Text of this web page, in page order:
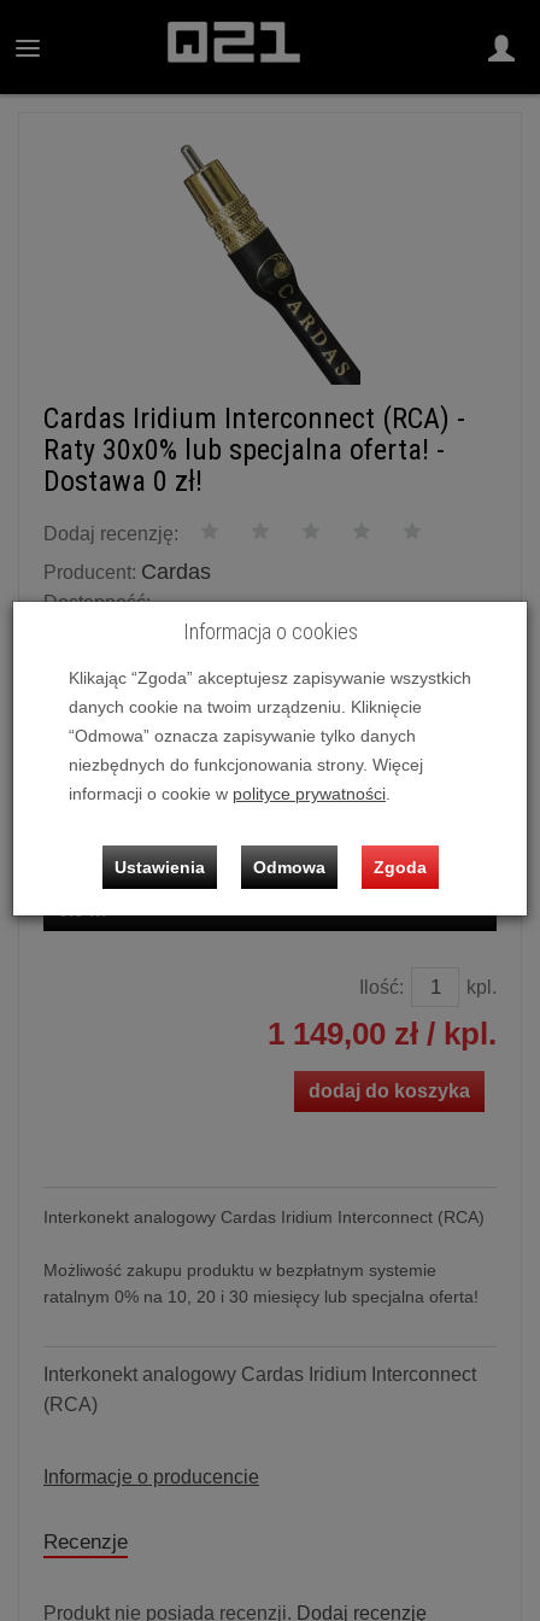
Cardas Iridium Interconnect (RCA) -
Raty 30x0% lub specjalna oferta! -
Dostawa 0 zł!
Dodaj recenzję:
Producent: Cardas
Dostępność:
Potwierdź dostępność mailowo lub telefonicznie.
dostawcy.
Powiadom o dostępności
Historia ceny
Dostępne długości
Ilość: kpl.
1 149,00 zł / kpl.
dodaj do koszyka
Interkonekt analogowy Cardas Iridium Interconnect (RCA)
Możliwość zakupu produktu w bezpłatnym systemie
ratalnym 0% na 10, 20 i 30 miesięcy lub specjalna oferta!
Interkonekt analogowy Cardas Iridium Interconnect
(RCA)
Informacje o producencie
Recenzje
Produkt nie posiada recenzji. Dodaj recenzję
Informacja o cookies
Klikając “Zgoda” akceptujesz zapisywanie wszystkich
danych cookie na twoim urządzeniu. Kliknięcie
“Odmowa” oznacza zapisywanie tylko danych
niezbędnych do funkcjonowania strony. Więcej
informacji o cookie w polityce prywatności
Ustawienia Odmowa Zgoda